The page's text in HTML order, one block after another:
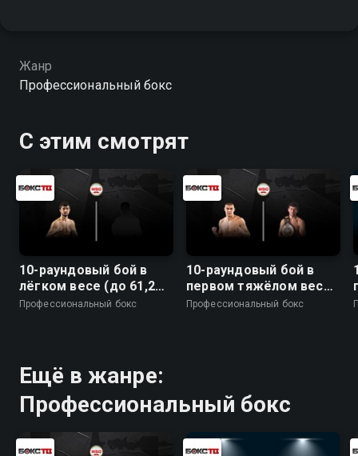
Жанр
Профессиональный бокс
С этим смотрят
10-раундовый бой в
лёгком весе (до 61,2
кг)
Профессиональный бокс
10-раундовый бой в
первом тяжёлом весе (
до 90,7 кг) за титул
Профессиональный бокс
Ещё в жанре:
Профессиональный бокс